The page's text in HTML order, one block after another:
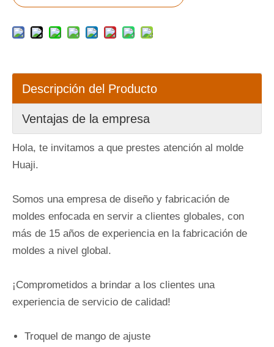
Descripción del Producto
Ventajas de la empresa
Hola, te invitamos a que prestes atención al molde
Huaji.
Somos una empresa de diseño y fabricación de
moldes enfocada en servir a clientes globales, con
más de 15 años de experiencia en la fabricación de
moldes a nivel global.
¡Comprometidos a brindar a los clientes una
experiencia de servicio de calidad!
Troquel de mango de ajuste